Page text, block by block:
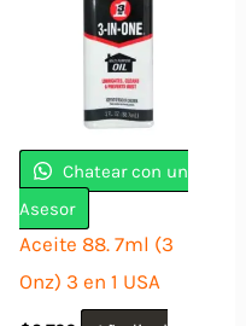
Chatear con un
Asesor
Aceite 88. 7ml (3
Onz) 3 en 1 USA